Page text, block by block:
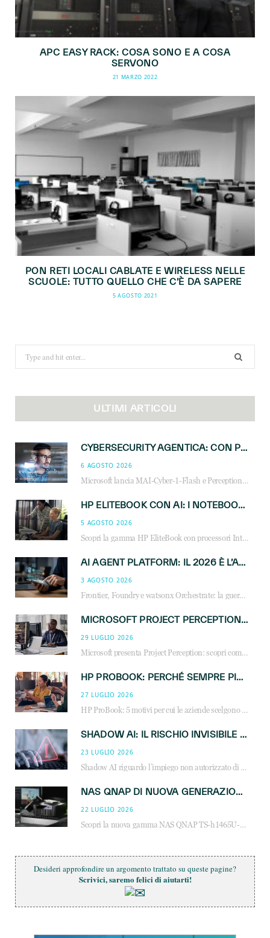
APC EASY RACK: COSA SONO E A COSA
SERVONO
21 MARZO 2022
PON RETI LOCALI CABLATE E WIRELESS NELLE
SCUOLE: TUTTO QUELLO CHE C’È DA SAPERE
5 AGOSTO 2021
for:
ULTIMI ARTICOLI
CYBERSECURITY AGENTICA: CON PERCEPTION E MAI-CYBER-1-FLASH MICROSOFT APRE NUOVI SERVIZI PER IL CANALE
6 AGOSTO 2026
Microsoft lancia MAI-Cyber-1-Flash e Perception: cybersecurity agentica in preview dal 3 novembre. Cosa cambia per MSP, system integrator e reseller.
HP ELITEBOOK CON AI: I NOTEBOOK BUSINESS INTELLIGENTI CHE TRASFORMANO PRODUTTIVITÀ, SICUREZZA E LAVORO IBRIDO
5 AGOSTO 2026
Scopri la gamma HP EliteBook con processori Intel® Core™ Ultra e AMD Ryzen™ AI. Notebook business progettati per aumentare la produttività, migliorare la collaborazione e garantire sicurezza avanzata in ufficio e in mobilità.
AI AGENT PLATFORM: IL 2026 È L’ANNO DEL «SISTEMA OPERATIVO» PER GLI AGENTI AZIENDALI
3 AGOSTO 2026
Frontier, Foundry e watsonx Orchestrate: la guerra delle piattaforme AI agent ridisegna il mercato IT. Cosa cambia per reseller, MSP e system integrator.
MICROSOFT PROJECT PERCEPTION: COME GLI AGENTI AI CAMBIERANNO SOC, CYBERSECURITY E SERVIZI MSP
29 LUGLIO 2026
Microsoft presenta Project Perception: scopri come gli agenti AI possono trasformare cybersecurity, SOC e servizi gestiti degli MSP.
HP PROBOOK: PERCHÉ SEMPRE PIÙ AZIENDE SCELGONO NOTEBOOK PROGETTATI PER IL LAVORO MODERNO
27 LUGLIO 2026
HP ProBook: 5 motivi per cui le aziende scelgono i notebook business HP per migliorare produttività, sicurezza e gestione dell’AI.
SHADOW AI: IL RISCHIO INVISIBILE CHE LE AZIENDE POSSONO GOVERNARE
23 LUGLIO 2026
Shadow AI riguardo l’impiego non autorizzato di sistemi AI all’interno dell’azienda. E’ una pratica che si diffonde a partire dai dipendenti fino ai dirigenti e mette a repentaglio la cybersecurity, con costi più elevati per le organizzazioni. Due recenti report illustrano il fenomeno e forniscono dati in merito
NAS QNAP DI NUOVA GENERAZIONE: PIÙ PRESTAZIONI, SCALABILITÀ E PROTEZIONE DEI DATI PER LE INFRASTRUTTURE IT MODERNE
22 LUGLIO 2026
Scopri la nuova gamma NAS QNAP TS-h1465U-RP, TS-h1065eU e TS-h665U: storage aziendale con ZFS, DDR5, E1.S NVMe e connettività 2.5GbE per backup, virtualizzazione e cybersecurity.
Desideri approfondire un argomento trattato su queste pagine?
Scrivici, saremo felici di aiutarti!